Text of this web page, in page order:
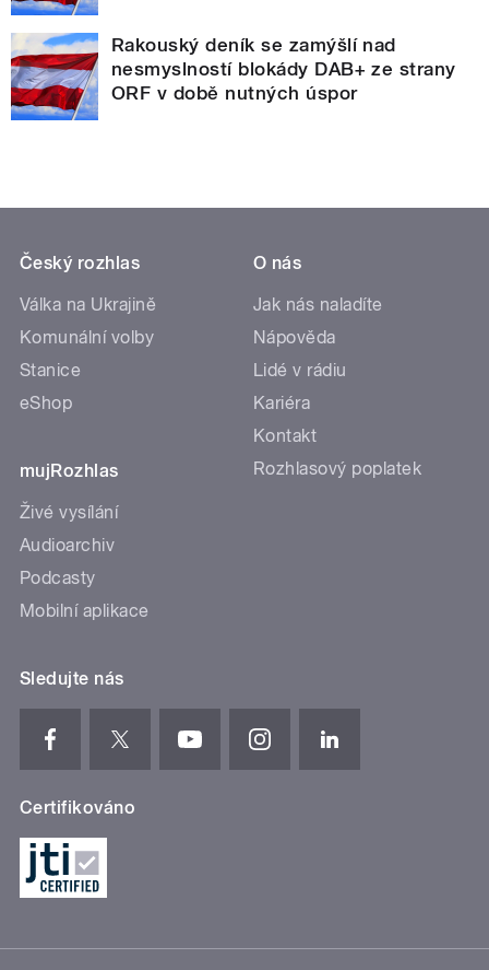
Rakouský deník se zamýšlí nad
nesmyslností blokády DAB+ ze strany
ORF v době nutných úspor
Český rozhlas
Válka na Ukrajině
Komunální volby
Stanice
eShop
mujRozhlas
Živé vysílání
Audioarchiv
Podcasty
Mobilní aplikace
O nás
Jak nás naladíte
Nápověda
Lidé v rádiu
Kariéra
Kontakt
Rozhlasový poplatek
Sledujte nás
Certifikováno